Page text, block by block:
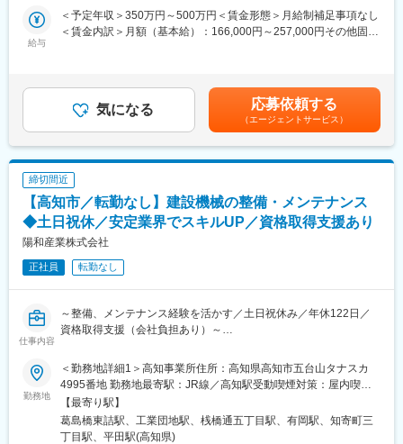
頂きます。
電材・照明器具などの多数の電材品目を扱う為、お客様ごとの希
望やオーダーに対して完全なルートスタイルでコツコツ応えるこ
【新規の施主様やお得意先に対する省エネLEDのリニューアル提
案】
ホテル（顧客）正面玄関のリニューアルプランの考案にあたり、
既設照明からLED置き換えに関わるトータル提案を行います。
単なる商材提案・見積もり作成のみでなく、照明数・照明角度な
活かした最適な照明プランを一緒に考えます。
担当します。
同社ではOJTや各種研修などを多数実施していますので、未経験
の方も無理なく安心して就業＆成長出来る環境です！
階層別研修・ライティングデザイン研修・営業担当者研修・商品
別研修・通信教育援助制度などの研修を行うため、長期でのキャ
リアアップの形成も可能となっています。
給与
＜予定年収＞350万円～500万円＜賃金形態＞月給制補足事項なし
＜賃金内訳＞月額（基本給）：166,000円～257,000円その他固定
む）＜昇給有無＞有＜残業手当＞有＜給与補足＞上記年収は四国
全域勤務可能の方の年収です。ご経験・年齢・スキルなどを考慮
の上で最終決定いたします。■昇給：年1回■給与改定：年2回（5
月、11月）※半年間の個人成果により、成果給が変動します。■賞
与：年2回（6月、12月）※業績、人事考課による※業績により決算
賞与あり（3月）賃金はあくまでも目安の金額であり、選考を通じ
て上下する可能性があります。月給(月額)は固定手当を含めた表記
です。
気になる 応募依頼する
（エージェントサービス）
締切間近
【高知市／転勤なし】建設機械の整備・メンテナンス
◆土日祝休／安定業界でスキルUP／資格取得支援あり
陽和産業株式会社
正社員 転勤なし
仕事内容
～整備、メンテナンス経験を活かす／土日祝休み／年休122日／
資格取得支援（会社負担あり）～
■職務概要：
◇当社建機事業部にて、建設機械の整備、点検、修理などの業務
をお任せします。
◇コマツ製をはじめ、様々な建機メーカー製品の整備を行いま
す。
勤務地
＜勤務地詳細1＞高知事業所住所：高知県高知市五台山タナスカ
4995番地 勤務地最寄駅：JR線／高知駅受動喫煙対策：屋内喫煙
可能場所あり＜勤務地詳細2＞宿毛事業所住所：高知県宿毛市山奈
町山田1543番地 勤務地最寄駅：JR線／平田駅受動喫煙対策：屋
内喫煙可能場所あり変更の範囲：本文参照
【最寄り駅】
葛島橋東詰駅、工業団地駅、桟橋通五丁目駅、有岡駅、知寄町三
丁目駅、平田駅(高知県)